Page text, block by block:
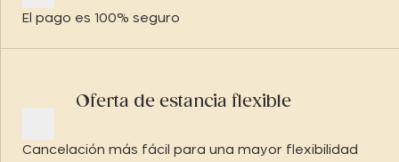
El pago es 100% seguro
Oferta de estancia flexible
Cancelación más fácil para una mayor flexibilidad